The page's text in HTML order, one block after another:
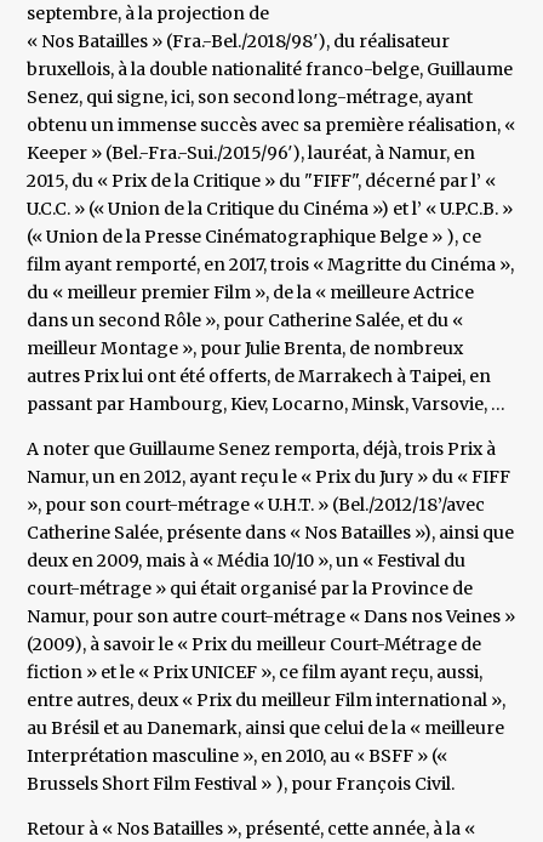
septembre, à la projection de
« Nos Batailles » (Fra.-Bel./2018/98′), du réalisateur
bruxellois, à la double nationalité franco-belge, Guillaume
Senez, qui signe, ici, son second long-métrage, ayant
obtenu un immense succès avec sa première réalisation, «
Keeper » (Bel.-Fra.-Sui./2015/96′), lauréat, à Namur, en
2015, du « Prix de la Critique » du "FIFF", décerné par l’ «
U.C.C. » (« Union de la Critique du Cinéma ») et l’ « U.P.C.B. »
(« Union de la Presse Cinématographique Belge » ), ce
film ayant remporté, en 2017, trois « Magritte du Cinéma »,
du « meilleur premier Film », de la « meilleure Actrice
dans un second Rôle », pour Catherine Salée, et du «
meilleur Montage », pour Julie Brenta, de nombreux
autres Prix lui ont été offerts, de Marrakech à Taipei, en
passant par Hambourg, Kiev, Locarno, Minsk, Varsovie, …
A noter que Guillaume Senez remporta, déjà, trois Prix à
Namur, un en 2012, ayant reçu le « Prix du Jury » du « FIFF
», pour son court-métrage « U.H.T. » (Bel./2012/18’/avec
Catherine Salée, présente dans « Nos Batailles »), ainsi que
deux en 2009, mais à « Média 10/10 », un « Festival du
court-métrage » qui était organisé par la Province de
Namur, pour son autre court-métrage « Dans nos Veines »
(2009), à savoir le « Prix du meilleur Court-Métrage de
fiction » et le « Prix UNICEF », ce film ayant reçu, aussi,
entre autres, deux « Prix du meilleur Film international »,
au Brésil et au Danemark, ainsi que celui de la « meilleure
Interprétation masculine », en 2010, au « BSFF » («
Brussels Short Film Festival » ), pour François Civil.
Retour à « Nos Batailles », présenté, cette année, à la «